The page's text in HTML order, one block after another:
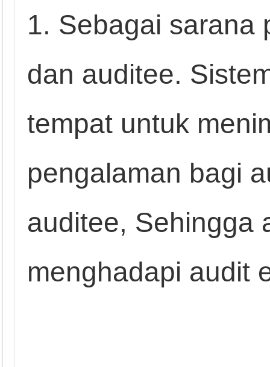
1. Sebagai sarana
dan auditee.
tempat untuk
pengalaman bagi
auditee, Sehingga
menghadapi audit